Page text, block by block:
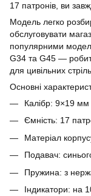
17 патронів, ви
Модель легко
обслуговувати
популярними
G34 та G45 —
для цивільних
Основні
Калібр: 9×19
Ємність: 17
Матеріал
Подавач:
Пружина: з
Індикатори: на